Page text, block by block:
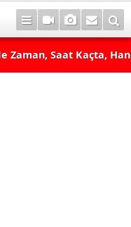
Zaman, Saat Kaçta,